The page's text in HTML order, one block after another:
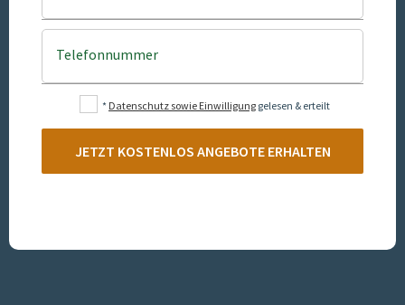
Telefonnummer
* Datenschutz sowie Einwilligung gelesen & erteilt
JETZT KOSTENLOS ANGEBOTE ERHALTEN